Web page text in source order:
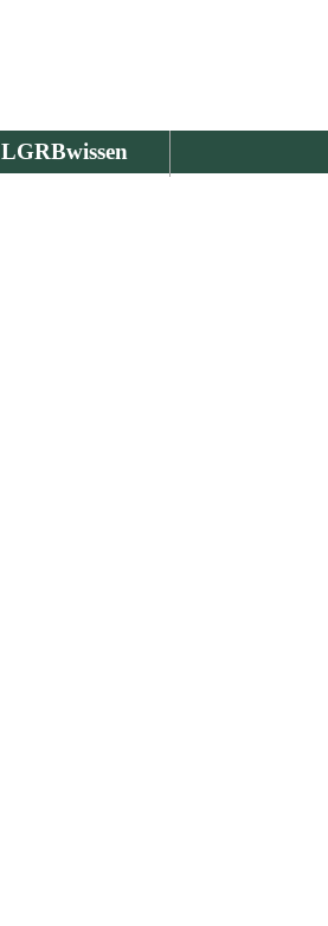
LGRBwissen